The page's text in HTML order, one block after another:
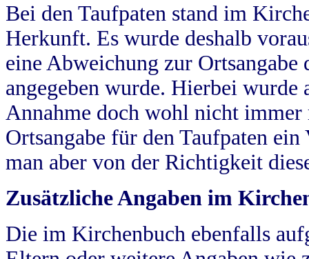
Bei den Taufpaten stand im
Herkunft. Es wurde deshalb
eine Abweichung zur
angegeben wurde. Hierbei wurde
Annahme doch wohl nicht
Ortsangabe für den Taufpaten
man aber von der Richtigkeit
Zusätzliche Angaben im
Die im Kirchenbuch ebenfalls